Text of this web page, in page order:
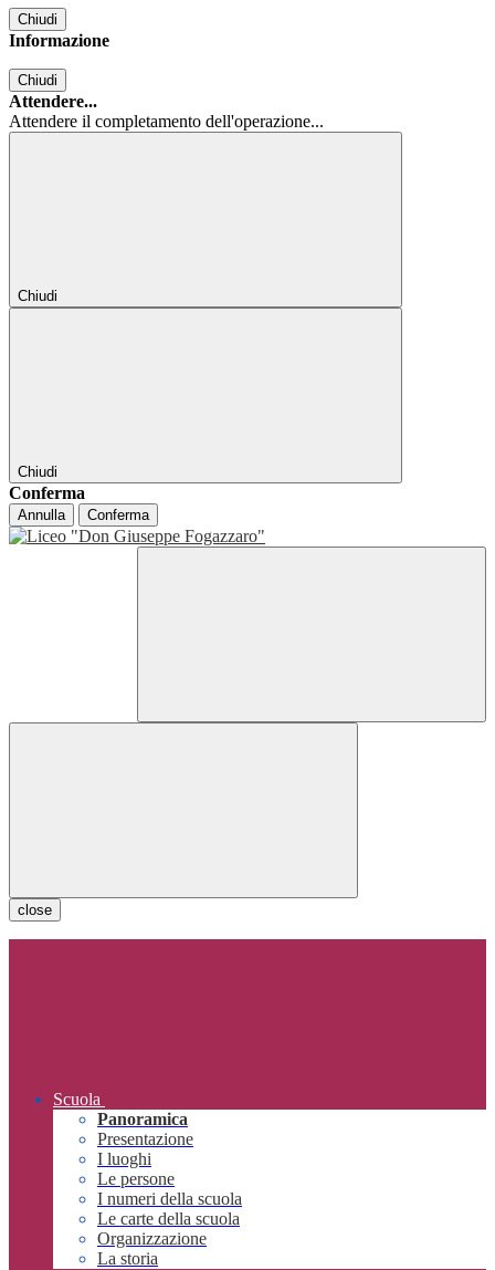
Chiudi
Informazione
Chiudi
Attendere...
Attendere il completamento dell'operazione...
Chiudi
Chiudi
Conferma
Annulla Conferma
close
Scuola
Panoramica
Presentazione
I luoghi
Le persone
I numeri della scuola
Le carte della scuola
Organizzazione
La storia